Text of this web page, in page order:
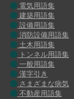
電気用語集
建築用語集
設備用語集
消防設備用語集
土木用語集
トンネル用語集
一般用語集
漢字引き
さまざまな病気
不動産用語集